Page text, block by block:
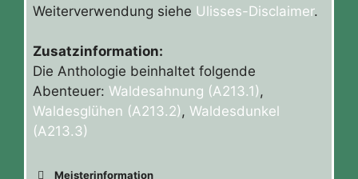
Weiterverwendung siehe Ulisses-Disclaimer.
Zusatzinformation:
Die Anthologie beinhaltet folgende
Abenteuer: Waldesahnung (A213.1) ,
Waldesglühen (A213.2) , Waldesdunkel
(A213.3)
Meisterinformation